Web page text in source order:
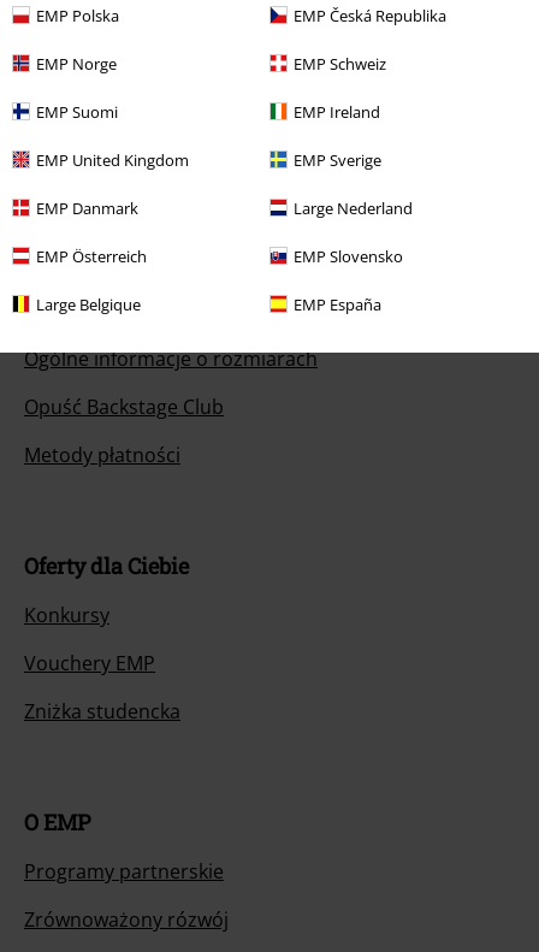
EMP Polska EMP Česká Republika
EMP Norge EMP Schweiz
EMP Suomi EMP Ireland
EMP United Kingdom EMP Sverige
EMP Danmark Large Nederland
EMP Österreich EMP Slovensko
Large Belgique EMP España
informacji
Obsługa Klienta
FAQ
Polityka Zwrotów
Zwróć artykuł
Ogólne informacje o rozmiarach
Opuść Backstage Club
Metody płatności
Oferty dla Ciebie
Konkursy
Vouchery EMP
Zniżka studencka
O EMP
Programy partnerskie
Zrównoważony rózwój